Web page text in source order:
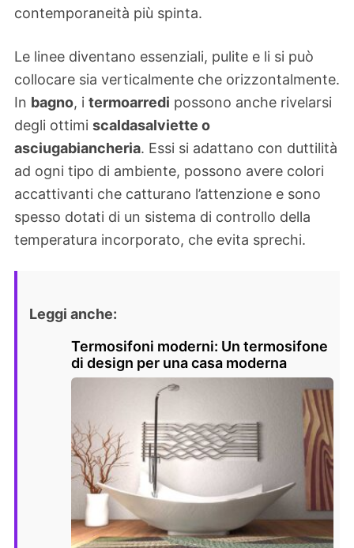
contemporaneità più spinta.
Le linee diventano essenziali, pulite e li si può
collocare sia verticalmente che orizzontalmente.
In bagno, i termoarredi possono anche rivelarsi
degli ottimi scaldasalviette o
asciugabiancheria. Essi si adattano con duttilità
ad ogni tipo di ambiente, possono avere colori
accattivanti che catturano l’attenzione e sono
spesso dotati di un sistema di controllo della
temperatura incorporato, che evita sprechi.
Leggi anche:
Termosifoni moderni: Un termosifone
di design per una casa moderna